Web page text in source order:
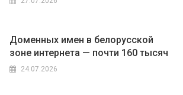
Доменных имен в белорусской
зоне интернета — почти 160 тысяч
24.07.2026